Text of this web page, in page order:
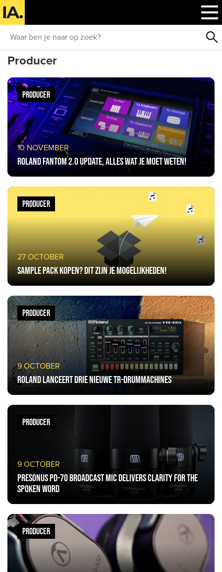
Producer
10 NOVEMBER
Roland FANTOM 2.0 update, alles wat je moet weten!
PRODUCER
27 OCTOBER
Sample pack kopen? Dit zijn je mogelijkheden!
PRODUCER
9 OCTOBER
Roland lanceert drie nieuwe TR-Drummachines
PRODUCER
9 OCTOBER
PreSonus PD-70 Broadcast Mic Delivers Clarity for the
Spoken Word
PRODUCER
PRODUCER